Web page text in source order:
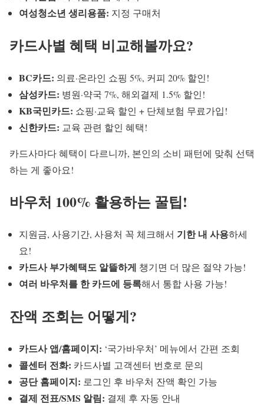
여성청소년 생리용품: 지정 구매처
카드사별 혜택 비교해볼까요?
BC카드: 의료·온라인 쇼핑 5%, 커피 20% 할인!
삼성카드: 병원·약국 7%, 해외결제 1.5% 할인!
KB국민카드: 쇼핑·교육 할인 + 단체보험 무료가입!
신한카드: 교육 관련 할인 혜택!
카드사마다 혜택이 다르니까, 본인의 소비 패턴에 맞춰 선택
하는 게 좋아요!
바우처 100% 활용하는 꿀팁!
지원금, 사용기간, 사용처 꼭 체크해서 기한 내 사용하세
요!
카드사 부가혜택도 알뜰하게 챙기면 더 많은 절약 가능!
여러 바우처를 한 카드에 등록해서 통합 사용 가능!
잔액 조회는 어떻게?
카드사 앱/홈페이지: ‘국가바우처’ 메뉴에서 간편 조회
콜센터 전화: 카드사별 고객센터 번호로 문의
공단 홈페이지: 로그인 후 바우처 잔액 확인 가능
결제 전표/SMS 알림: 결제 후 자동 안내